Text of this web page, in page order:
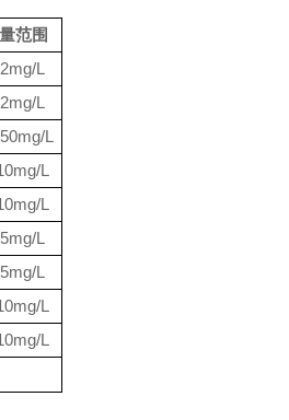
范围
L
L
L
L
L
L
L
L
L